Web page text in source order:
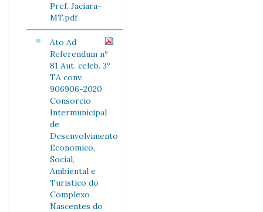
Pref. Jaciara-
MT.pdf
Ato Ad
Referendum nº
81 Aut. celeb. 3º
TA conv.
906906-2020
Consorcio
Intermunicipal
de
Desenvolvimento
Economico,
Social,
Ambiental e
Turistico do
Complexo
Nascentes do